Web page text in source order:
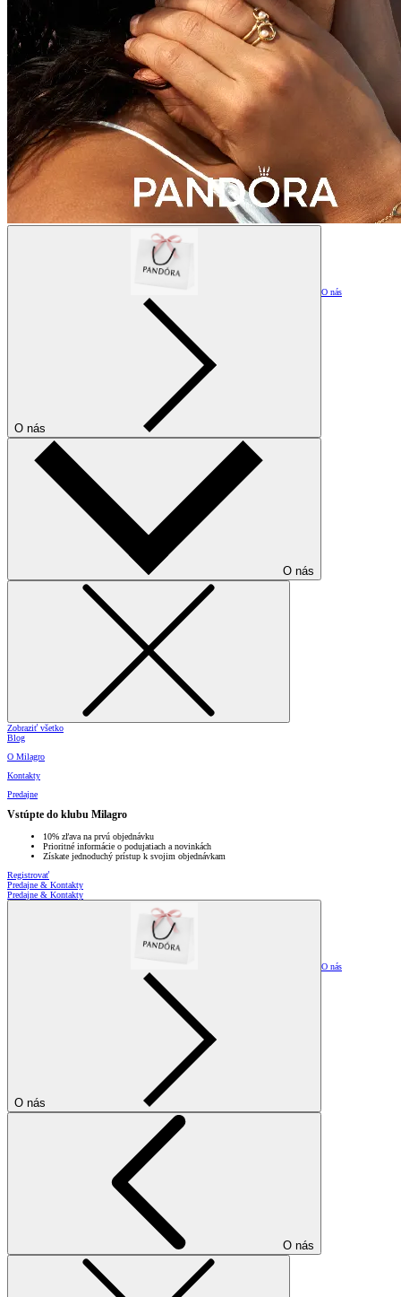
O nás
O nás
O nás
Zobraziť všetko
Blog
O Milagro
Kontakty
Predajne
Vstúpte do klubu Milagro
10% zľava na prvú objednávku
Prioritné informácie o podujatiach a novinkách
Získate jednoduchý prístup k svojim objednávkam
Registrovať
Predajne & Kontakty
Predajne & Kontakty
O nás
O nás
O nás